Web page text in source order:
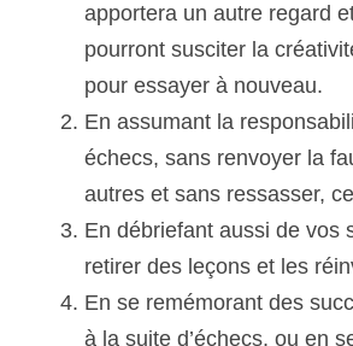
apportera un autre regard
pourront susciter la
pour essayer à nouveau.
En assumant la
échecs, sans renvoyer la
autres et sans ressasser,
En débriefant aussi de vos
retirer des leçons et les
En se remémorant des
à la suite d’échecs, ou en